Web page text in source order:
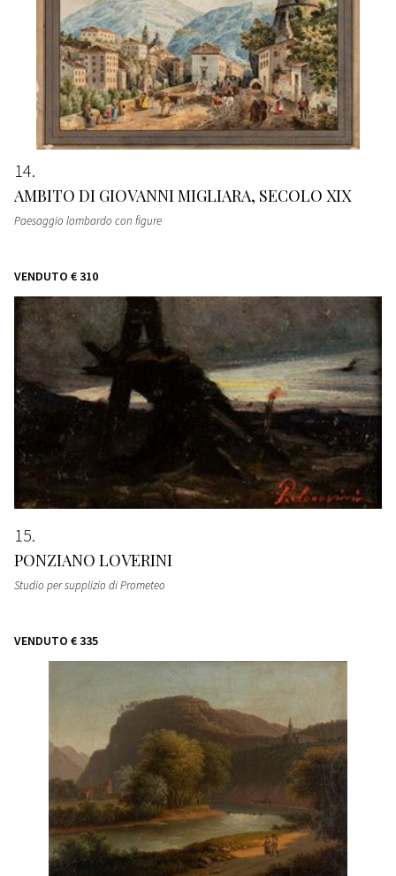
14
AMBITO DI GIOVANNI MIGLIARA, SECOLO XIX
Paesaggio lombardo con figure
VENDUTO € 310
15
PONZIANO LOVERINI
Studio per supplizio di Prometeo
VENDUTO € 335